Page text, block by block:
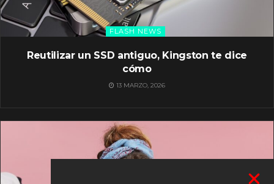
FLASH NEWS
Reutilizar un SSD antiguo, Kingston te dice
cómo
13 MARZO, 2026